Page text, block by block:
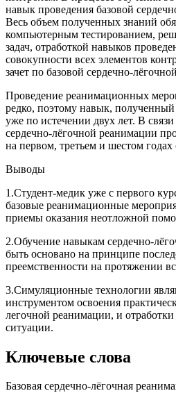
навык проведения базовой
Весь объем полученных знаний
компьютерным тестированием,
задач, отработкой навыков
совокупности всех элементов
зачет по базовой сердечно-
Проведение реанимационных
редко, поэтому навык, полученный
уже по истечении двух лет. В
сердечно-лёгочной реанимации
на первом, третьем и шестом годах
Выводы
1.Студент-медик уже с первого
базовые реанимационные
приемы оказания неотложной
2.Обучение навыкам сердечно-
быть основано на принципе
преемственности на протяжении
3.Симуляционные технологии
инструментом освоения
легочной реанимации, и
ситуации.
Ключевые слова
Базовая сердечно-лёгочная